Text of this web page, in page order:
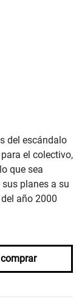
del escándalo
el colectivo,
que sea
planes a su
año 2000
comprar